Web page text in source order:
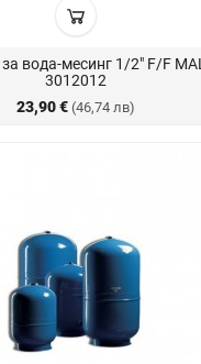
вода-месинг 1/2" F/F
3012012
23,90 € (46,74 лв)